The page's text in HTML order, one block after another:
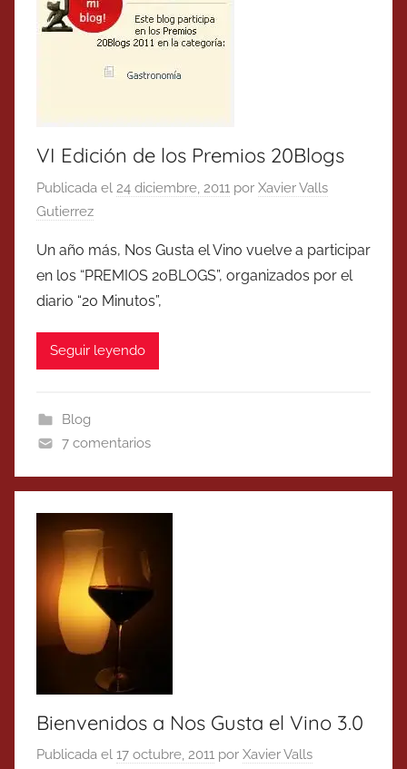
VI Edición de los Premios 20Blogs
Publicada el 24 diciembre, 2011 por Xavier Valls
Gutierrez
Un año más, Nos Gusta el Vino vuelve a participar
en los “PREMIOS 20BLOGS”, organizados por el
diario “20 Minutos”,
Seguir leyendo
Blog
7 comentarios
Bienvenidos a Nos Gusta el Vino 3.0
Publicada el 17 octubre, 2011 por Xavier Valls